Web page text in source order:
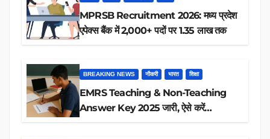
MPRSB Recruitment 2026: मध्य प्रदेश
एपेक्स बैंक में 2,000+ पदों पर 1.35 लाख तक
BREAKING NEWS नौकरी भारत शिक्षा
EMRS Teaching & Non-Teaching
Answer Key 2025 जारी, ऐसे करें